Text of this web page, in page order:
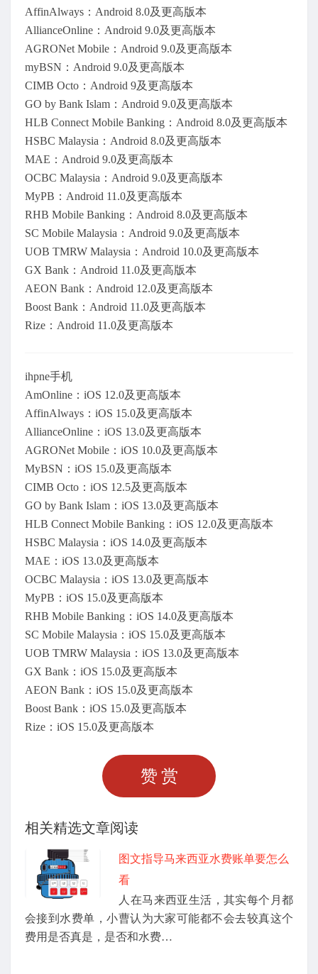
AffinAlways：Android 8.0及更高版本
AllianceOnline：Android 9.0及更高版本
AGRONet Mobile：Android 9.0及更高版本
myBSN：Android 9.0及更高版本
CIMB Octo：Android 9及更高版本
GO by Bank Islam：Android 9.0及更高版本
HLB Connect Mobile Banking：Android 8.0及更高版本
HSBC Malaysia：Android 8.0及更高版本
MAE：Android 9.0及更高版本
OCBC Malaysia：Android 9.0及更高版本
MyPB：Android 11.0及更高版本
RHB Mobile Banking：Android 8.0及更高版本
SC Mobile Malaysia：Android 9.0及更高版本
UOB TMRW Malaysia：Android 10.0及更高版本
GX Bank：Android 11.0及更高版本
AEON Bank：Android 12.0及更高版本
Boost Bank：Android 11.0及更高版本
Rize：Android 11.0及更高版本
ihpne手机
AmOnline：iOS 12.0及更高版本
AffinAlways：iOS 15.0及更高版本
AllianceOnline：iOS 13.0及更高版本
AGRONet Mobile：iOS 10.0及更高版本
MyBSN：iOS 15.0及更高版本
CIMB Octo：iOS 12.5及更高版本
GO by Bank Islam：iOS 13.0及更高版本
HLB Connect Mobile Banking：iOS 12.0及更高版本
HSBC Malaysia：iOS 14.0及更高版本
MAE：iOS 13.0及更高版本
OCBC Malaysia：iOS 13.0及更高版本
MyPB：iOS 15.0及更高版本
RHB Mobile Banking：iOS 14.0及更高版本
SC Mobile Malaysia：iOS 15.0及更高版本
UOB TMRW Malaysia：iOS 13.0及更高版本
GX Bank：iOS 15.0及更高版本
AEON Bank：iOS 15.0及更高版本
Boost Bank：iOS 15.0及更高版本
Rize：iOS 15.0及更高版本
赞赏
相关精选文章阅读
图文指导马来西亚水费账单要怎么
看
人在马来西亚生活，其实每个月都
会接到水费单，小曹认为大家可能都不会去较真这个
费用是否真是，是否和水费…